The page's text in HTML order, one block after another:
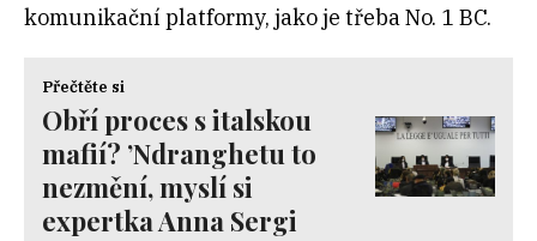
komunikační platformy, jako je třeba No. 1 BC.
Přečtěte si
Obří proces s italskou
mafií? ’Ndranghetu to
nezmění, myslí si
expertka Anna Sergi